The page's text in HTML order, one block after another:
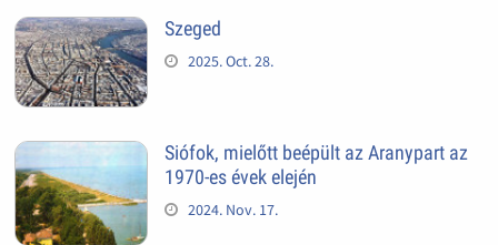
Szeged
2025. Oct. 28.
Siófok, mielőtt beépült az Aranypart az
1970-es évek elején
2024. Nov. 17.